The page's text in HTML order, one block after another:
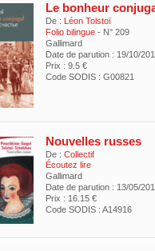
Le bonheur
De : Léon Tolstoï
Folio bilingue - N° 209
Gallimard
Date de parution : 19/10/
Prix : 9.5 €
Code SODIS : G00821
Nouvelles russes
De : Collectif
Écoutez lire
Gallimard
Date de parution : 13/05/
Prix : 16.15 €
Code SODIS : A14916